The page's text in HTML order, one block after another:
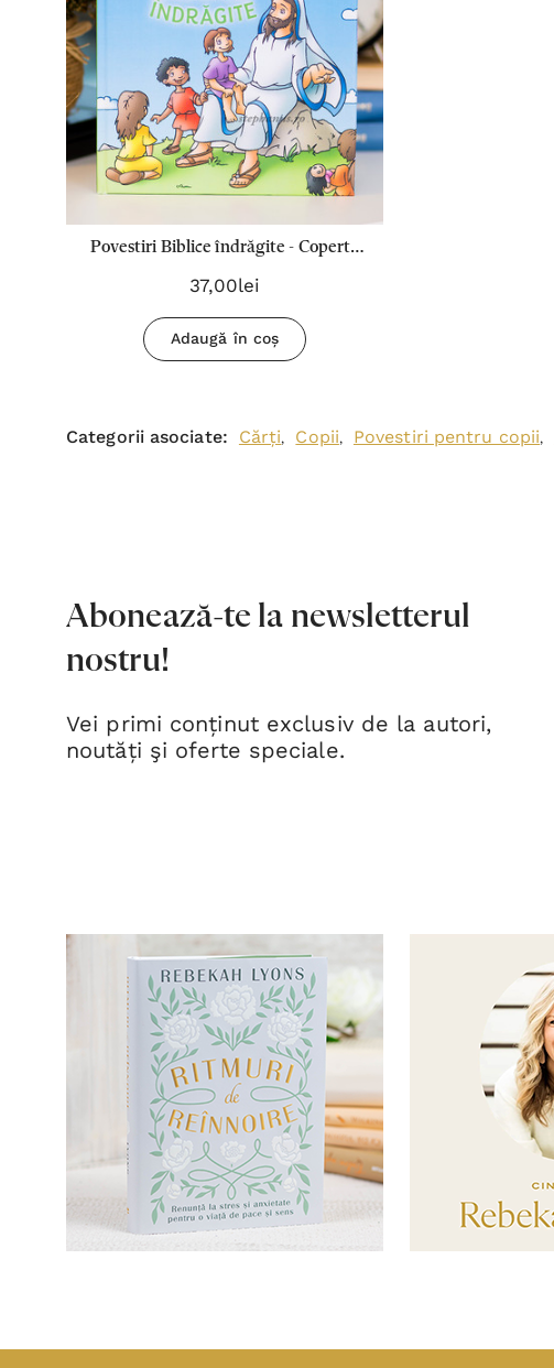
Povestiri Biblice îndrăgite - Copertă
Cartonată
37,00lei
Adaugă în coș
Categorii asociate: Cărți, Copii, Povestiri pentru copii,
Abonează-te la newsletterul
nostru!
Vei primi conținut exclusiv de la autori,
noutăți şi oferte speciale.